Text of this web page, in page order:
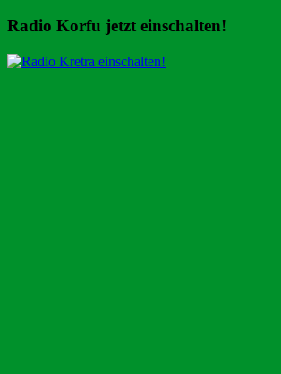
Radio Korfu jetzt einschalten!